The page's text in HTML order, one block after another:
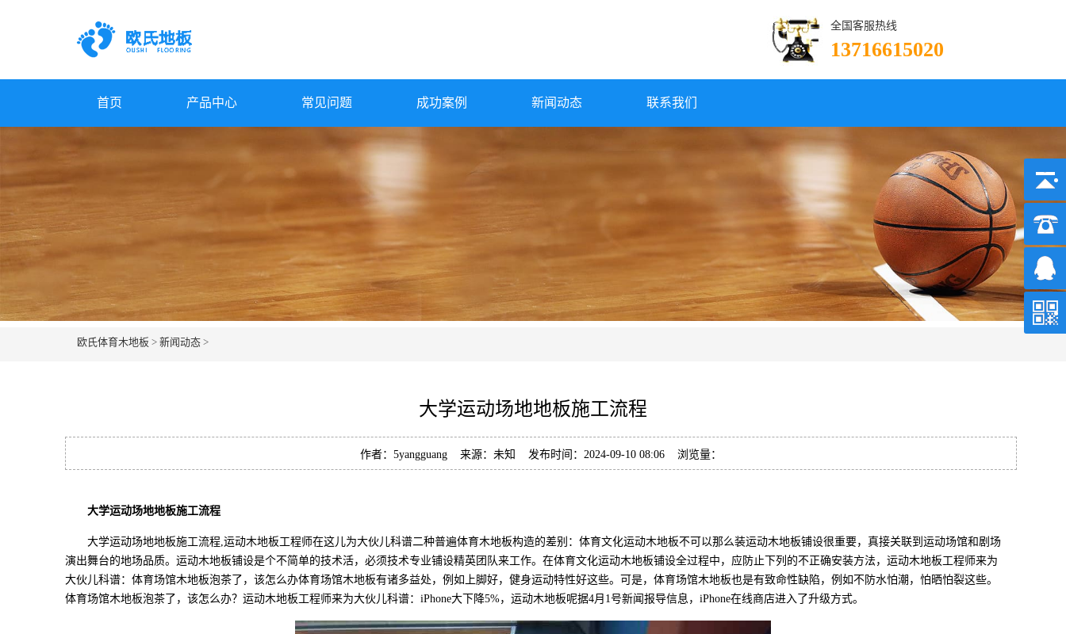
全国客服热线
13716615020
首页 产品中心 常见问题 成功案例 新闻动态 联系我们
欧氏体育木地板 > 新闻动态 >
大学运动场地地板施工流程
作者：5yangguang 来源：未知 发布时间：2024-09-10 08:06 浏览量：
大学运动场地地板施工流程
大学运动场地地板施工流程,运动木地板工程师在这儿为大伙儿科谱二种普遍体育木地板构造的差别：体育文化运动木地板不可以那么装运动木地板铺设很重要，真接关联到运动场馆和剧场
演出舞台的地场品质。运动木地板铺设是个不简单的技术活，必须技术专业铺设精英团队来工作。在体育文化运动木地板铺设全过程中，应防止下列的不正确安装方法，运动木地板工程师来为
大伙儿科谱：体育场馆木地板泡茶了，该怎么办体育场馆木地板有诸多益处，例如上脚好，健身运动特性好这些。可是，体育场馆木地板也是有致命性缺陷，例如不防水怕潮，怕晒怕裂这些。
体育场馆木地板泡茶了，该怎么办？运动木地板工程师来为大伙儿科谱：iPhone大下降5%，运动木地板呢据4月1号新闻报导信息，iPhone在线商店进入了升级方式。